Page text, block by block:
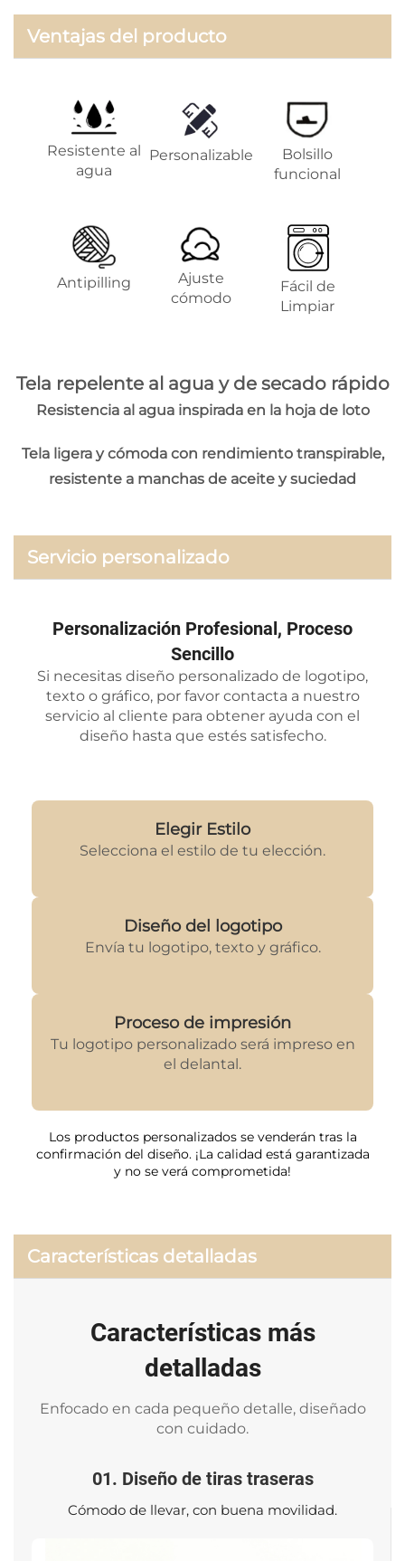
Ventajas del producto
Resistente al
agua
Personalizable
Bolsillo
funcional
Antipilling
Ajuste
cómodo
Fácil de
Limpiar
Tela repelente al agua y de secado rápido
Resistencia al agua inspirada en la hoja de loto
Tela ligera y cómoda con rendimiento transpirable,
resistente a manchas de aceite y suciedad
Servicio personalizado
Personalización Profesional, Proceso
Sencillo
Si necesitas diseño personalizado de logotipo,
texto o gráfico, por favor contacta a nuestro
servicio al cliente para obtener ayuda con el
diseño hasta que estés satisfecho.
Elegir Estilo
Selecciona el estilo de tu elección.
Diseño del logotipo
Envía tu logotipo, texto y gráfico.
Proceso de impresión
Tu logotipo personalizado será impreso en
el delantal.
Los productos personalizados se venderán tras la
confirmación del diseño. ¡La calidad está garantizada
y no se verá comprometida!
Características detalladas
Características más
detalladas
Enfocado en cada pequeño detalle, diseñado
con cuidado.
01. Diseño de tiras traseras
Cómodo de llevar, con buena movilidad.